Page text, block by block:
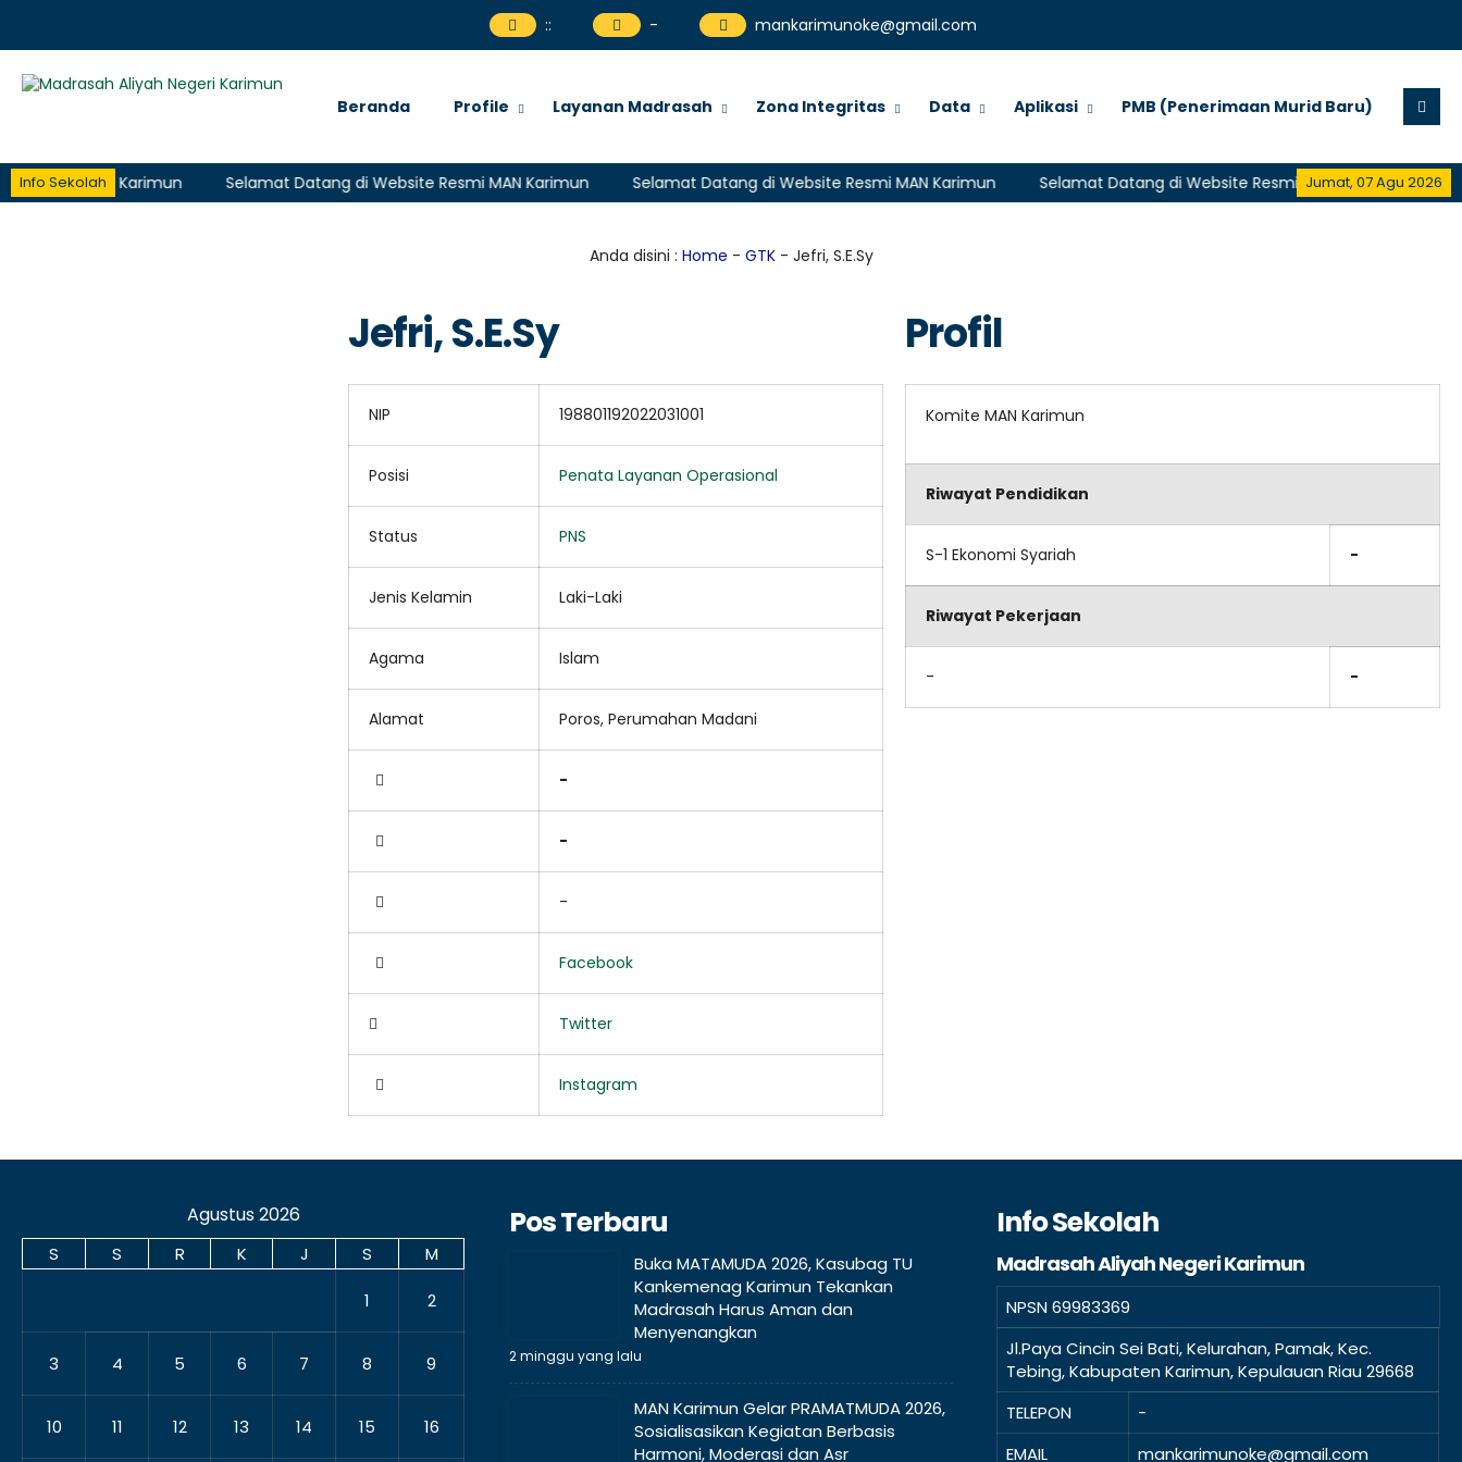
:: - mankarimunoke@gmail.com
Beranda Profile Layanan Madrasah Zona Integritas Data Aplikasi PMB (Penerimaan Murid Baru)
Info Sekolah Jumat, 07 Agu 2026
MAN Karimun Selamat Datang di Website Resmi MAN Karimun Selamat Datang di Website Resmi MAN Karimun Selamat Datang di Website Resmi MAN Karimun
Anda disini : Home - GTK- Jefri, S.E.Sy
Jefri, S.E.Sy
NIP 198801192022031001
Posisi Penata Layanan Operasional
Status PNS
Jenis Kelamin Laki-Laki
Agama Islam
Alamat Poros, Perumahan Madani
-
-
-
Facebook
Twitter
Instagram
Profil
Komite MAN Karimun
Riwayat Pendidikan
S-1 Ekonomi Syariah -
Riwayat Pekerjaan
- -
Agustus 2026
S S R K J S M
1 2
3 4 5 6 7 8 9
10 11 12 13 14 15 16
Pos Terbaru
Buka MATAMUDA 2026, Kasubag TU
Kankemenag Karimun Tekankan
Madrasah Harus Aman dan
Menyenangkan
2 minggu yang lalu
MAN Karimun Gelar PRAMATMUDA 2026,
Sosialisasikan Kegiatan Berbasis
Harmoni, Moderasi dan Asr
Info Sekolah
Madrasah Aliyah Negeri Karimun
NPSN69983369
Jl.Paya Cincin Sei Bati, Kelurahan, Pamak, Kec.
Tebing, Kabupaten Karimun, Kepulauan Riau 29668
TELEPON
-
EMAIL
mankarimunoke@gmail.com